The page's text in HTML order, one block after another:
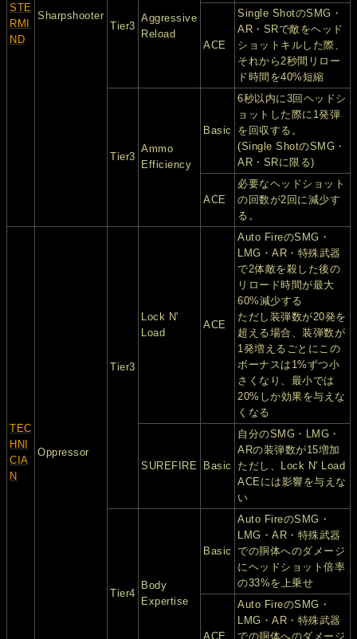
STE
RMI
ND
Sharpshooter
Tier3
Aggressive
Reload
ACE
Single ShotのSMG・
AR・SRで敵をヘッド
ショットキルした際、
それから2秒間リロー
ド時間を40%短縮
Tier3
Ammo
Efficiency
Basic
6秒以内に3回ヘッドシ
ョットした際に1発弾
を回収する。
(Single ShotのSMG・
AR・SRに限る)
ACE
必要なヘッドショット
の回数が2回に減少す
る。
TEC
HNI
CIA
N
Oppressor
Tier3
Lock N'
Load
ACE
Auto FireのSMG・
LMG・AR・特殊武器
で2体敵を殺した後の
リロード時間が最大
60%減少する
ただし装弾数が20発を
超える場合、装弾数が
1発増えるごとにこの
ボーナスは1%ずつ小
さくなり、最小では
20%しか効果を与えな
くなる
SUREFIRE Basic
自分のSMG・LMG・
ARの装弾数が15増加
ただし、Lock N' Load
ACEには影響を与えな
い
Tier4
Body
Expertise
Basic
Auto FireのSMG・
LMG・AR・特殊武器
での胴体へのダメージ
にヘッドショット倍率
の33%を上乗せ
ACE
Auto FireのSMG・
LMG・AR・特殊武器
での胴体へのダメージ